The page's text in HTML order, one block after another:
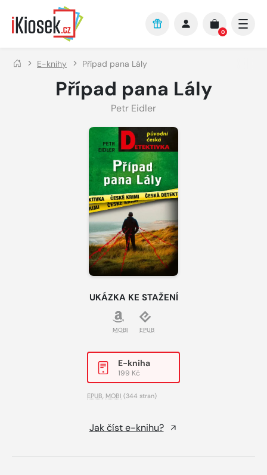
Přejít na hlavní obsah
0
E-knihy Případ pana Lály
Případ pana Lály
Petr Eidler
UKÁZKA KE STAŽENÍ
MOBI EPUB
E-kniha
199 Kč
EPUB, MOBI (344 stran)
Jak číst e-knihu?